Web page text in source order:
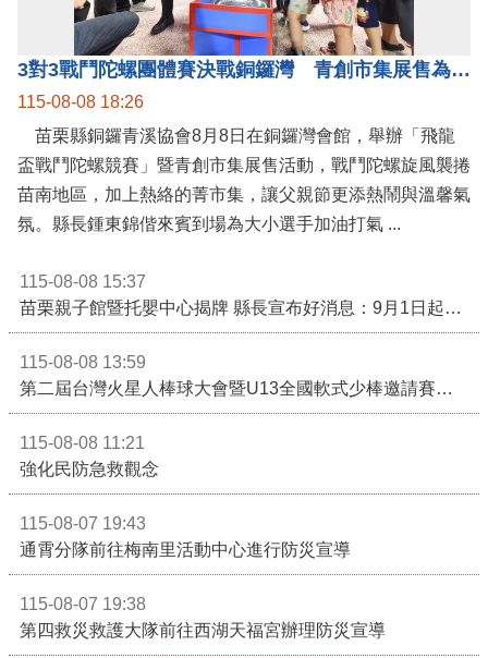
3對3戰鬥陀螺團體賽決戰銅鑼灣 青創市集展售為父親節增添繽紛
115-08-08 18:26
苗栗縣銅鑼青溪協會8月8日在銅鑼灣會館，舉辦「飛龍
盃戰鬥陀螺競賽」暨青創市集展售活動，戰鬥陀螺旋風襲捲
苗南地區，加上熱絡的菁市集，讓父親節更添熱鬧與溫馨氣
115-08-08 15:37
115-08-08 13:59
115-08-08 11:21
強化民防急救觀念
115-08-07 19:43
通霄分隊前往梅南里活動中心進行防災宣導
115-08-07 19:38
第四救災救護大隊前往西湖天福宮辦理防災宣導